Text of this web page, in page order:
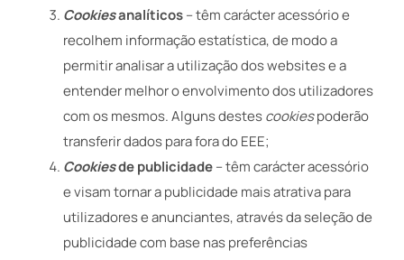
Cookiesanalíticos– têm carácter acessório e
recolhem informação estatística, de modo a
permitir analisar a utilização dos websites e a
entender melhor o envolvimento dos utilizadores
com os mesmos. Alguns destescookiespoderão
transferir dados para fora do EEE;
Cookiesde publicidade– têm carácter acessório
e visam tornar a publicidade mais atrativa para
utilizadores e anunciantes, através da seleção de
publicidade com base nas preferências